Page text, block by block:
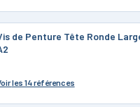
de Penture Tête Ronde
les 14 références